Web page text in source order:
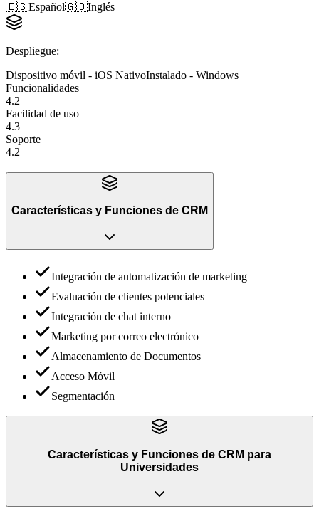
🇪🇸Español🇬🇧Inglés
Despliegue:
Dispositivo móvil - iOS NativoInstalado - Windows
Funcionalidades
4.2
Facilidad de uso
4.3
Soporte
4.2
Características y Funciones de CRM
Integración de automatización de marketing
Evaluación de clientes potenciales
Integración de chat interno
Marketing por correo electrónico
Almacenamiento de Documentos
Acceso Móvil
Segmentación
Características y Funciones de CRM para
Universidades